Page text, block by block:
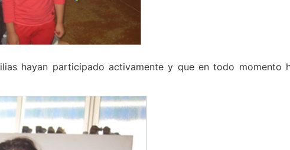
hayan participado activamente y que en todo momento